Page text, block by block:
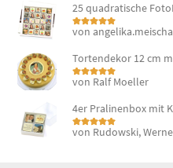
25 quadratische
Bewertet mit
von
Tortendekor 12 cm
Bewertet mit
von Ralf Moeller
4er Pralinenbox mit
Bewertet mit
von Rudowski,